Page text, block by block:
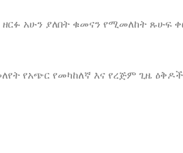
አሁን ያለበት ቁመናን የሚመለከት ጹሁፍ
የአጭር የመካከለኛ እና የረጅም ጊዜ